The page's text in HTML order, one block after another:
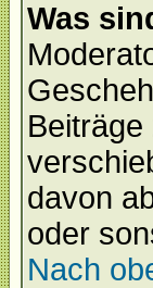
Was
davon
oder
Nach